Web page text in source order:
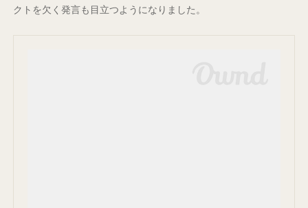
クトを欠く発言も目立つようになりました。